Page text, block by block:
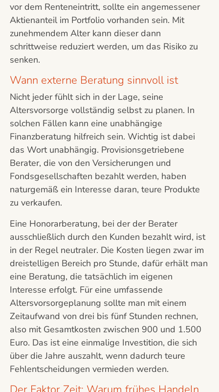
vor dem Renteneintritt, sollte ein angemessener
Aktienanteil im Portfolio vorhanden sein. Mit
zunehmendem Alter kann dieser dann
schrittweise reduziert werden, um das Risiko zu
senken.
Wann externe Beratung sinnvoll ist
Nicht jeder fühlt sich in der Lage, seine
Altersvorsorge vollständig selbst zu planen. In
solchen Fällen kann eine unabhängige
Finanzberatung hilfreich sein. Wichtig ist dabei
das Wort unabhängig. Provisionsgetriebene
Berater, die von den Versicherungen und
Fondsgesellschaften bezahlt werden, haben
naturgemäß ein Interesse daran, teure Produkte
zu verkaufen.
Eine Honorarberatung, bei der der Berater
ausschließlich durch den Kunden bezahlt wird, ist
in der Regel neutraler. Die Kosten liegen zwar im
dreistelligen Bereich pro Stunde, dafür erhält man
eine Beratung, die tatsächlich im eigenen
Interesse erfolgt. Für eine umfassende
Altersvorsorgeplanung sollte man mit einem
Zeitaufwand von drei bis fünf Stunden rechnen,
also mit Gesamtkosten zwischen 900 und 1.500
Euro. Das ist eine einmalige Investition, die sich
über die Jahre auszahlt, wenn dadurch teure
Fehlentscheidungen vermieden werden.